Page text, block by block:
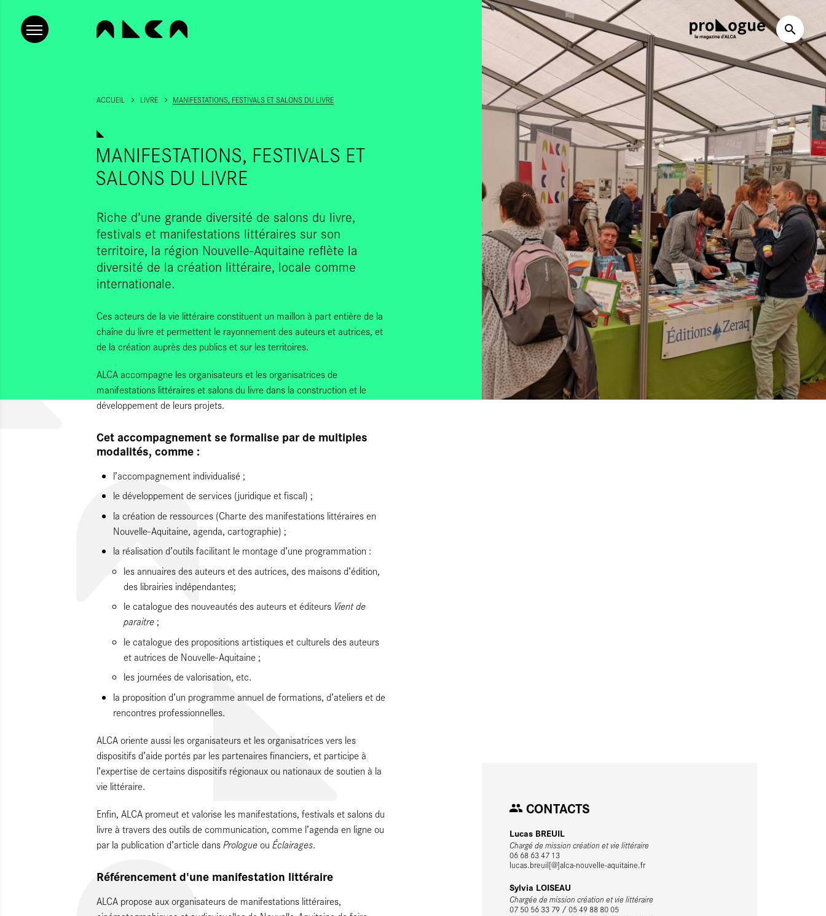
ACCUEIL LIVRE MANIFESTATIONS, FESTIVALS ET SALONS DU LIVRE
MANIFESTATIONS, FESTIVALS ET
SALONS DU LIVRE
Riche d’une grande diversité de salons du livre,
festivals et manifestations littéraires sur son
territoire, la région Nouvelle-Aquitaine reflète la
diversité de la création littéraire, locale comme
internationale.
Ces acteurs de la vie littéraire constituent un maillon à part entière de la
chaîne du livre et permettent le rayonnement des auteurs et autrices, et
de la création auprès des publics et sur les territoires.
ALCA accompagne les organisateurs et les organisatrices de
manifestations littéraires et salons du livre dans la construction et le
développement de leurs projets.
Cet accompagnement se formalise par de multiples
modalités, comme :
l’accompagnement individualisé ;
le développement de services (juridique et fiscal) ;
la création de ressources (Charte des manifestations littéraires en
Nouvelle-Aquitaine, agenda, cartographie) ;
la réalisation d’outils facilitant le montage d’une programmation :
les annuaires des auteurs et des autrices, des maisons d’édition,
des librairies indépendantes;
le catalogue des nouveautés des auteurs et éditeurs Vient de
paraitre;
le catalogue des propositions artistiques et culturels des auteurs
et autrices de Nouvelle-Aquitaine ;
les journées de valorisation, etc.
la proposition d’un programme annuel de formations, d’ateliers et de
rencontres professionnelles.
ALCA oriente aussi les organisateurs et les organisatrices vers les
dispositifs d’aide portés par les partenaires financiers, et participe à
l’expertise de certains dispositifs régionaux ou nationaux de soutien à la
vie littéraire.
Enfin, ALCA promeut et valorise les manifestations, festivals et salons du
livre à travers des outils de communication, comme l’agenda en ligne ou
par la publication d’article dansPrologueou Éclairages.
Référencement d'une manifestation littéraire
ALCA propose aux organisateurs de manifestations littéraires,
CONTACTS
Lucas BREUIL
Chargé de mission création et vie littéraire
06 68 63 47 13
lucas.breuil[@]alca-nouvelle-aquitaine.fr
Sylvia LOISEAU
Chargée de mission création et vie littéraire
07 50 56 33 79 / 05 49 88 80 05